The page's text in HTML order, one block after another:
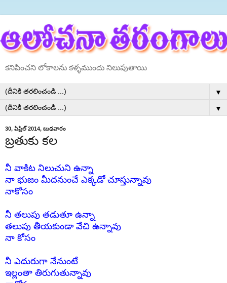
కనిపించని లోకాలను కళ్ళముందు నిలుపుతాయి
▼
▼
30, ఏప్రిల్ 2014, బుధవారం
బ్రతుకు కల
నీ వాకిట నిలుచుని ఉన్నా
నా భుజం మీదనుంచే ఎక్కడో చూస్తున్నావు
నాకోసం
నీ తలుపు తడుతూ ఉన్నా
తలుపు తీయకుండా వేచి ఉన్నావు
నా కోసం
నీ ఎదురుగా నేనుంటే
ఇల్లంతా తిరుగుతున్నావు